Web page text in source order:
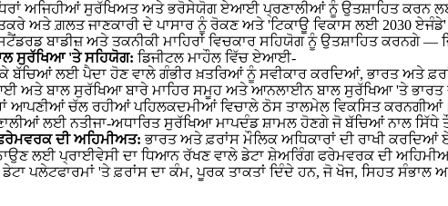
ਅਜਿਹੀਆਂ ਸੁਰੱਖਿਅਤ ਅਤੇ ਭਰੋਸੇਯੋਗ ਏਆਈ ਪ੍ਰਣਾਲੀਆਂ ਨੂੰ ਉਤਸ਼ਾਹਿਤ ਕਰਨ
ਅਤੇ ਗ਼ਲਤ ਜਾਣਕਾਰੀ ਦੇ ਪਾਸਾਰ ਨੂੰ ਰੋਕਣ ਅਤੇ 'ਟਿਕਾਊ ਵਿਕਾਸ ਲਈ
ਬਾਡੀਜ਼ ਅਤੇ ਤਕਨੀਕੀ ਮਾਹਿਰਾਂ ਵਿਚਕਾਰ ਸਹਿਯੋਗ ਨੂੰ ਉਤਸ਼ਾਹਿਤ ਕਰਨਗੇ
ਸੁਰੱਖਿਆ'ਤੇ ਸਹਿਯੋਗ: ਡਿਜੀਟਲ ਮਾਹੌਲ ਵਿੱਚ ਏਆਈ-
ਬੱਚਿਆਂ ਲਈ ਪੈਦਾ ਹੋਣ ਵਾਲੇ ਗੰਭੀਰ ਖ਼ਤਰਿਆਂ ਨੂੰ ਸਵੀਕਾਰ ਕਰਦਿਆਂ, ਭਾਰਤ
ਅਤੇ ਬਾਲ ਸੁਰੱਖਿਆ ਬਾਰੇ ਮਾਹਿਰ ਸਮੂਹ ਅਤੇ ਆਨਲਾਈਨ ਬਾਲ ਸੁਰੱਖਿਆ 'ਤੇ
ਆਪਣੀਆਂ ਚੱਲ ਰਹੀਆਂ ਪਹਿਲਕਦਮੀਆਂ ਵਿਚਾਲੇ ਠੋਸ ਤਾਲਮੇਲ ਵਿਕਸਿਤ
ਲਈ ਨਤੀਜਾ-ਅਧਾਰਿਤ ਸੁਰੱਖਿਆ ਮਾਪਦੰਡ ਸ਼ਾਮਲ ਹੋਣਗੇ ਜੋ ਬੱਚਿਆਂ ਨਾਲ
ਦੀ ਅਹਿਮੀਅਤ: ਭਾਰਤ ਅਤੇ ਫ਼ਰਾਂਸ ਮੌਲਿਕ ਅਧਿਕਾਰਾਂ ਦੀ ਰਾਖੀ
ਲਈ ਪ੍ਰਾਈਵੇਸੀ ਦਾ ਧਿਆਨ ਰੱਖਣ ਵਾਲੇ ਡੇਟਾ ਸ਼ੇਅਰਿੰਗ ਫਰੇਮਵਰਕ ਦੀ
ਪਲੇਟਫਾਰਮਾਂ 'ਤੇ ਫ਼ਰਾਂਸ ਦਾ ਕੰਮ, ਪੂਰਕ ਤਾਕਤਾਂ ਦਿੰਦੇ ਹਨ, ਜੋ ਖੋਜ, ਸਿਹਤ